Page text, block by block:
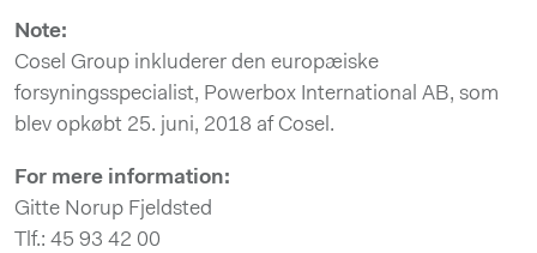
Note:
Cosel Group inkluderer den europæiske
forsyningsspecialist, Powerbox International AB, som
blev opkøbt 25. juni, 2018 af Cosel.
For mere information:
Gitte Norup Fjeldsted
Tlf.: 45 93 42 00